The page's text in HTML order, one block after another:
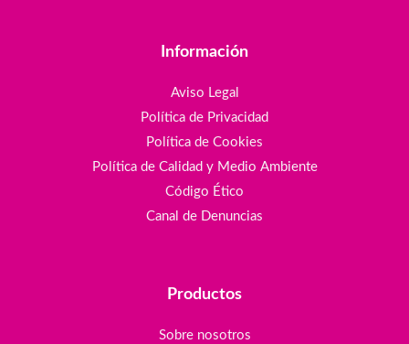
Información
Aviso Legal
Política de Privacidad
Política de Cookies
Política de Calidad y Medio Ambiente
Código Ético
Canal de Denuncias
Productos
Sobre nosotros